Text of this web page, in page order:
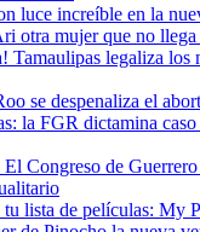
luce increíble en la
otra mujer que no llega
Tamaulipas legaliza los
se despenaliza el
la FGR dictamina
Congreso de
tu lista de películas: My